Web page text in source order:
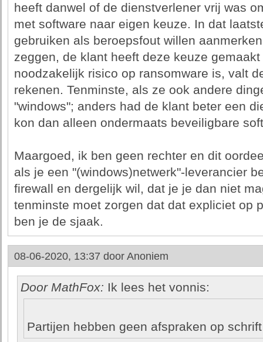
heeft danwel of de dienstverlener vrij was
met software naar eigen keuze. In dat
gebruiken als beroepsfout willen
zeggen, de klant heeft deze keuze
noodzakelijk risico op ransomware is, valt
rekenen. Tenminste, als ze ook andere
"windows"; anders had de klant beter een
kon dan alleen ondermaats beveiligbare
Maargoed, ik ben geen rechter en dit
als je een "(windows)netwerk"-leverancier
firewall en dergelijk wil, dat je je dan niet
tenminste moet zorgen dat dat expliciet op
ben je de sjaak.
08-06-2020, 13:37 door Anoniem
Door MathFox: Ik lees het vonnis:
Partijen hebben geen afspraken op